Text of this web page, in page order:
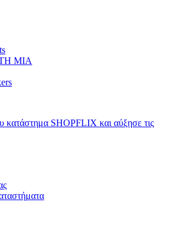
ΜΙΑ
κατάστημα SHOPFLIX και αύξησε τις